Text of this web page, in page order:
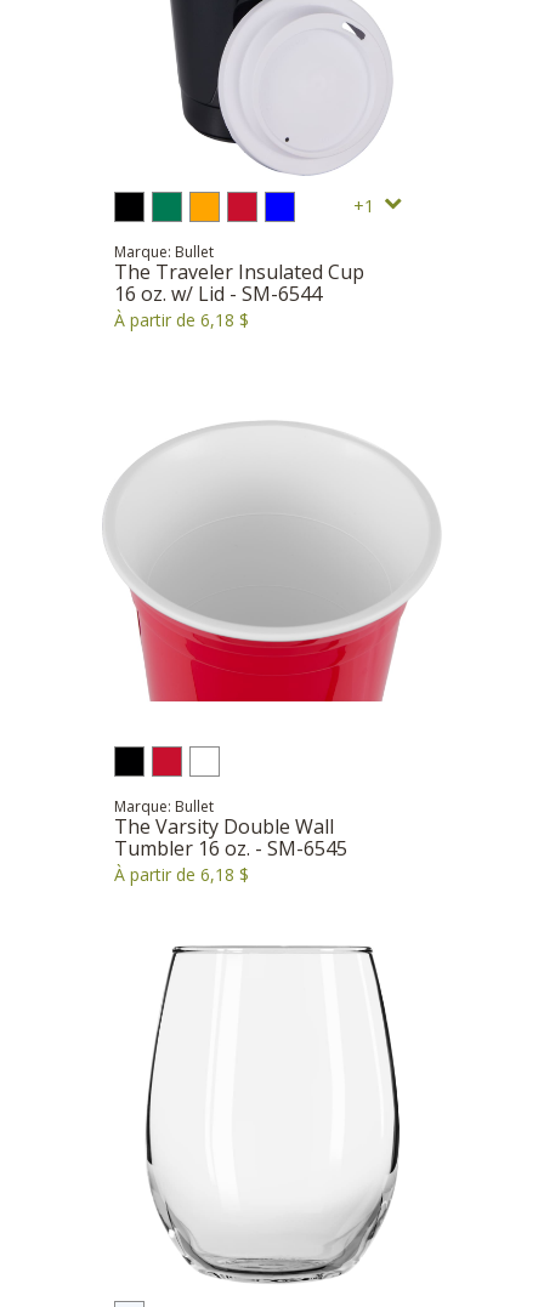
1
Marque: Bullet
The Traveler Insulated Cup
16 oz. w/ Lid - SM-6544
À partir de 6,18 $
Marque: Bullet
The Varsity Double Wall
Tumbler 16 oz. - SM-6545
À partir de 6,18 $